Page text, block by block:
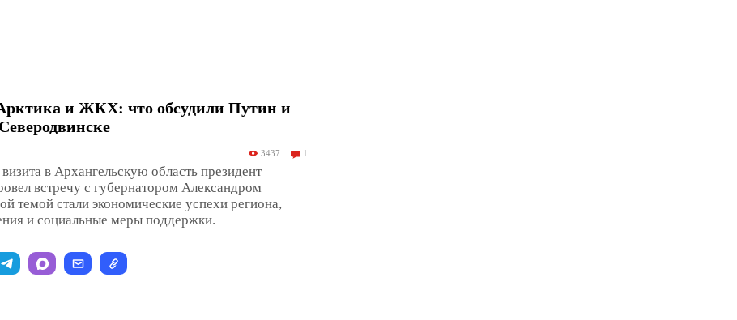
и ЖКХ: что обсудили Путин и
3437 1
в Архангельскую область президент
встречу с губернатором Александром
темой стали экономические успехи региона,
и социальные меры поддержки.